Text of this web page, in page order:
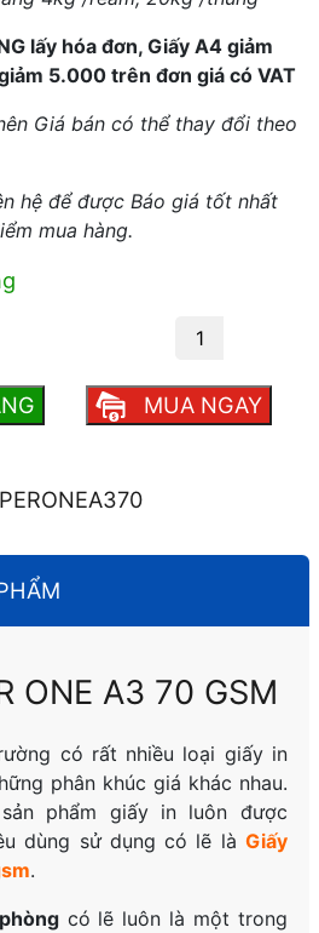
lấy hóa đơn, Giấy A4 giảm
5.000 trên đơn giá có VAT
Giá bán có thể thay đổi theo
hệ để được Báo giá tốt nhất
mua hàng.
MUA NGAY
ONE A3 70 GSM
có rất nhiều loại giấy in
phân khúc giá khác nhau.
phẩm giấy in luôn được
dùng sử dụng có lẽ là Giấy
.
có lẽ luôn là một trong